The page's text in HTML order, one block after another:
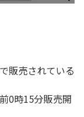
販売されている
0時15分販売開